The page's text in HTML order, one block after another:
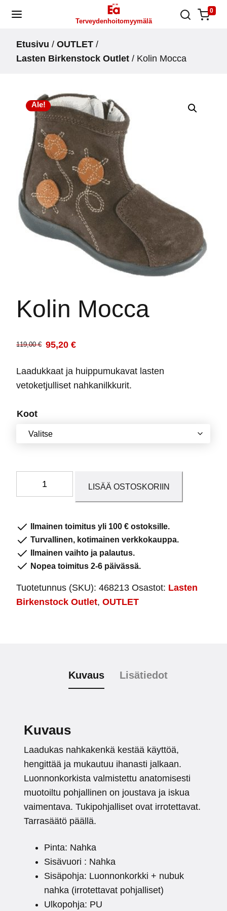
Skip
Terveydenhoitomyymälä
0
Etusivu / OUTLET /
Lasten Birkenstock Outlet / Kolin Mocca
Ale!
Kolin Mocca
119,00€
Alkuperäinen
hinta
119,00 €.
95,20 €
Nykyinen
hinta
95,20 €.
Laadukkaat ja huippumukavat lasten
vetoketjulliset nahkanilkkurit.
Koot
LISÄÄ OSTOSKORIIN
Ilmainen toimitus yli 100 € ostoksille.
Turvallinen, kotimainen verkkokauppa.
Ilmainen vaihto ja palautus.
Nopea toimitus 2-6 päivässä.
Tuotetunnus (SKU): 468213 Osastot: Lasten
Birkenstock Outlet, OUTLET
Kuvaus Lisätiedot
Kuvaus
Laadukas nahkakenkä kestää käyttöä,
hengittää ja mukautuu ihanasti jalkaan.
Luonnonkorkista valmistettu anatomisesti
muotoiltu pohjallinen on joustava ja iskua
vaimentava. Tukipohjalliset ovat irrotettavat.
Tarrasäätö päällä.
Pinta: Nahka
Sisävuori : Nahka
Sisäpohja: Luonnonkorkki + nubuk
nahka (irrotettavat pohjalliset)
Ulkopohja: PU